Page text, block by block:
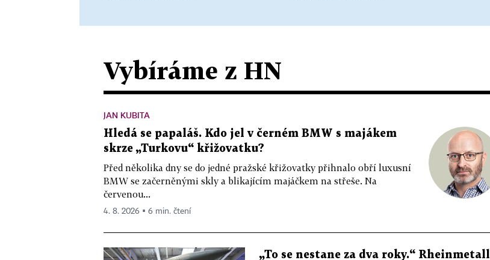
Vybíráme z HN
JAN KUBITA
Hledá se papaláš. Kdo jel v černém BMW s majákem
skrze „Turkovu“ křižovatku?
Před několika dny se do jedné pražské křižovatky přihnalo obří luxusní
BMW se začerněnými skly a blikajícím majáčkem na střeše. Na
červenou...
4. 8. 2026 ▪ 6 min. čtení
„To se nestane za dva roky.“ Rheinmetall